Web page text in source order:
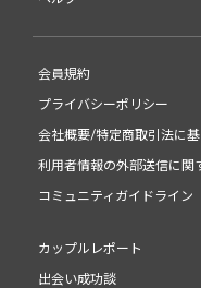
会員規約
プライバシーポリシー
会社概要/特定商取引法に
利用者情報の外部送信に関
コミュニティガイドライン
カップルレポート
出会い成功談